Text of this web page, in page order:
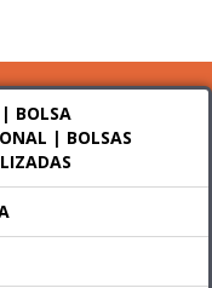
| BOLSA
| BOLSAS